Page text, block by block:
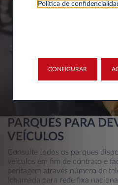
PARQUES PARA
VEÍCULOS
Consulte todos os parques
veículos em fim de contrato e
peritagem através número de
(chamada para rede fixa
Política de
CONFIGURAR